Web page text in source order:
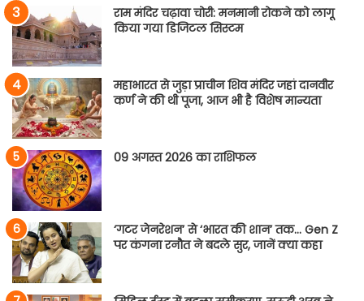
राम मंदिर चढ़ावा चोरी: मनमानी रोकने को लागू
किया गया डिजिटल सिस्टम
महाभारत से जुड़ा प्राचीन शिव मंदिर जहां दानवीर
कर्ण ने की थी पूजा, आज भी है विशेष मान्यता
09 अगस्त 2026 का राशिफल
‘गटर जेनरेशन’ से ‘भारत की शान’ तक… Gen Z
पर कंगना रनौत ने बदले सुर, जानें क्या कहा